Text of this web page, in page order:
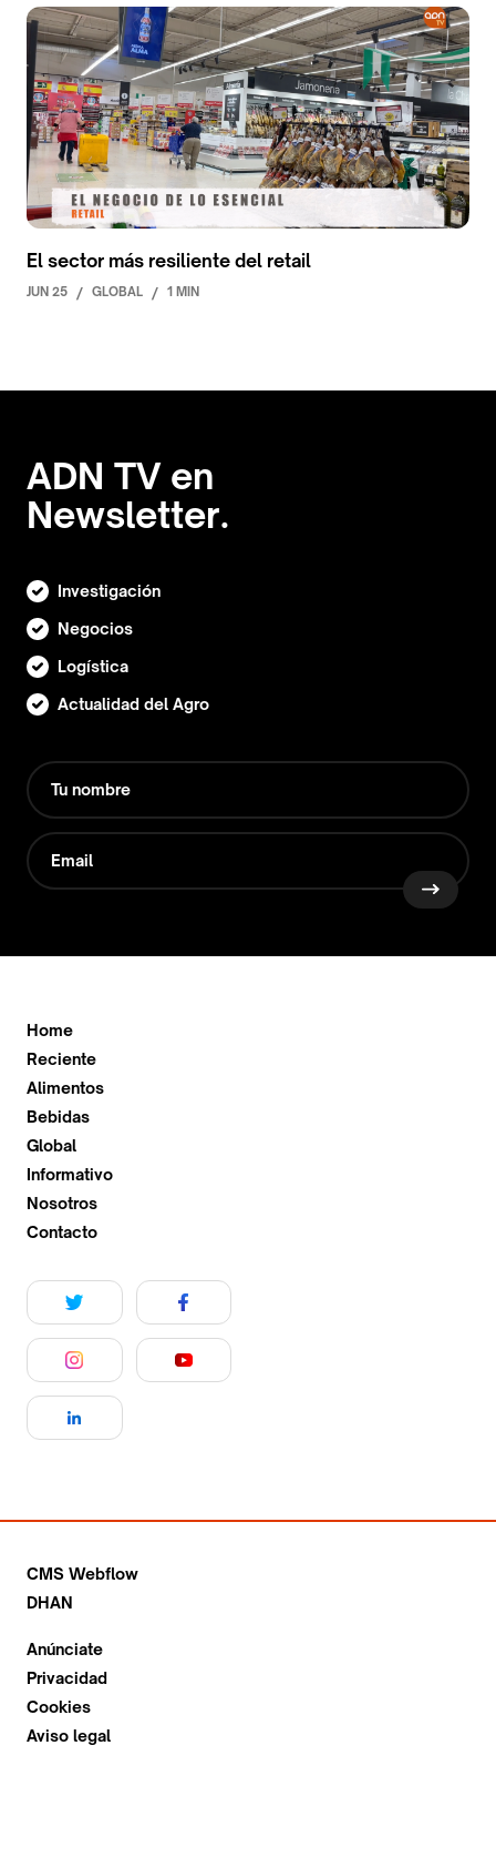
El sector más resiliente del retail
JUN 25 / GLOBAL / 1 MIN
ADN TV en
Newsletter.
Investigación
Negocios
Logística
Actualidad del Agro
Home
Reciente
Alimentos
Bebidas
Global
Informativo
Nosotros
Contacto
CMS Webflow
DHAN
Anúnciate
Privacidad
Cookies
Aviso legal